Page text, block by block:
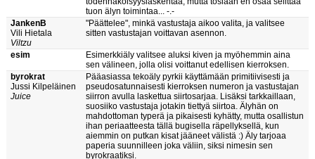
tuon älyn toimintaa... -.-
JankenB
Vili Hietala
Viltzu
"Päättelee", minkä vastustaja aikoo valita, ja valitsee
sitten vastustajan voittavan asennon.
esim
Esimerkkiäly valitsee aluksi kiven ja myöhemmin aina
sen välineen, jolla olisi voittanut edellisen kierroksen.
byrokrat
Jussi Kilpeläinen
Juice
Pääasiassa tekoäly pyrkii käyttämään primitiivisesti ja
pseudosatunnaisesti kierroksen numeron ja vastustajan
siirron avulla laskettua siirtosarjaa. Lisäksi tarkkaillaan,
suosiiko vastustaja jotakin tiettyä siirtoa. Älyhän on
mahdottoman typerä ja pikaisesti kyhätty, mutta osallistun
ihan periaatteesta tällä bugisella räpellyksellä, kun
aiemmin on putkan kisat jääneet välistä :) Äly tarjoaa
paperia suunnilleen joka väliin, siksi nimesin sen
byrokraatiksi.